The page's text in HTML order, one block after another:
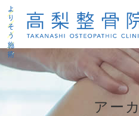
アー